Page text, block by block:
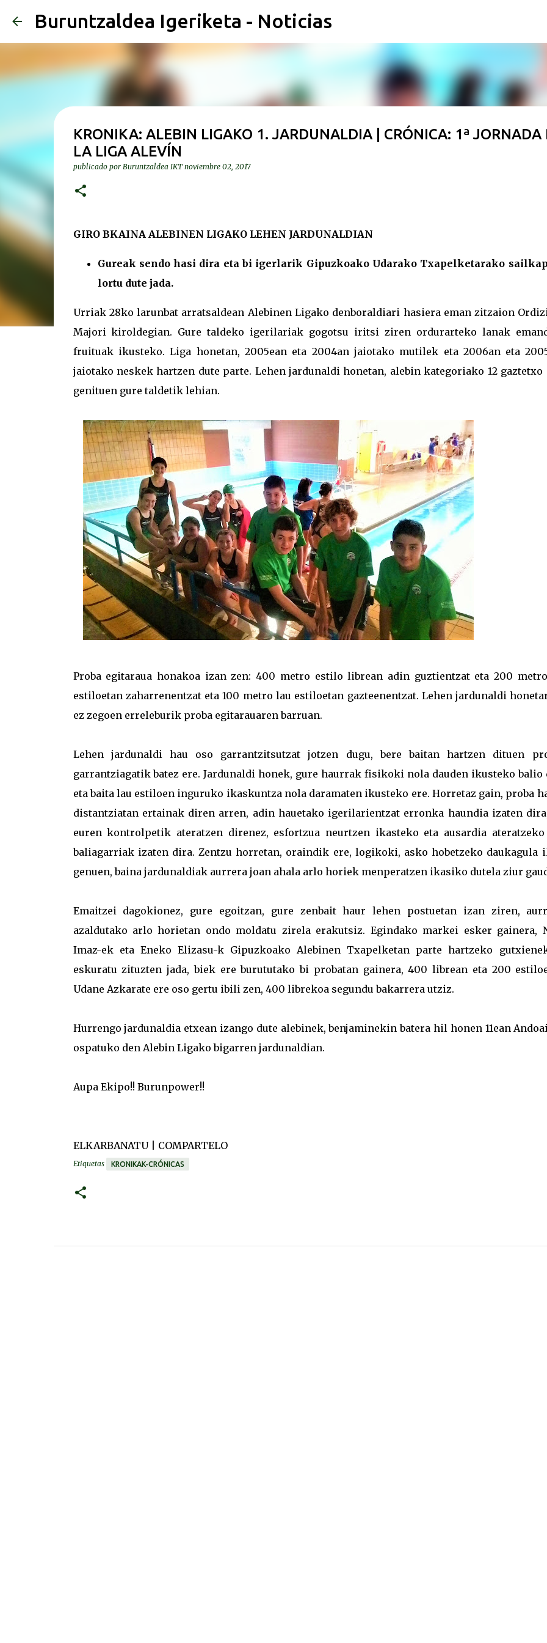
Buruntzaldea Igeriketa - Noticias
KRONIKA: ALEBIN LIGAKO 1. JARDUNALDIA | CRÓNICA: 1ª JORNADA
LA LIGA ALEVÍN
publicado por Buruntzaldea IKT noviembre 02, 2017
GIRO BKAINA ALEBINEN LIGAKO LEHEN JARDUNALDIAN
Gureak sendo hasi dira eta bi igerlarik Gipuzkoako Udarako Txapelketarako
lortu dute jada.
Urriak 28ko larunbat arratsaldean Alebinen Ligako denboraldiari hasiera eman zitzaion
Majori kiroldegian. Gure taldeko igerilariak gogotsu iritsi ziren ordurarteko lanak
fruituak ikusteko. Liga honetan, 2005ean eta 2004an jaiotako mutilek eta 2006an eta
jaiotako neskek hartzen dute parte. Lehen jardunaldi honetan, alebin kategoriako 12 gaztetxo
genituen gure taldetik lehian.
Proba egitaraua honakoa izan zen: 400 metro estilo librean adin guztientzat eta 200
estiloetan zaharrenentzat eta 100 metro lau estiloetan gazteenentzat. Lehen jardunaldi
ez zegoen erreleburik proba egitarauaren barruan.
Lehen jardunaldi hau oso garrantzitsutzat jotzen dugu, bere baitan hartzen dituen
garrantziagatik batez ere. Jardunaldi honek, gure haurrak fisikoki nola dauden ikusteko balio
eta baita lau estiloen inguruko ikaskuntza nola daramaten ikusteko ere. Horretaz gain, proba
distantziatan ertainak diren arren, adin hauetako igerilarientzat erronka haundia izaten
euren kontrolpetik ateratzen direnez, esfortzua neurtzen ikasteko eta ausardia ateratzeko
baliagarriak izaten dira. Zentzu horretan, oraindik ere, logikoki, asko hobetzeko daukagula
genuen, baina jardunaldiak aurrera joan ahala arlo horiek menperatzen ikasiko dutela ziur
Emaitzei dagokionez, gure egoitzan, gure zenbait haur lehen postuetan izan ziren,
azaldutako arlo horietan ondo moldatu zirela erakutsiz. Egindako markei esker gainera,
Imaz-ek eta Eneko Elizasu-k Gipuzkoako Alebinen Txapelketan parte hartzeko
eskuratu zituzten jada, biek ere burututako bi probatan gainera, 400 librean eta 200
Udane Azkarate ere oso gertu ibili zen, 400 librekoa segundu bakarrera utziz.
Hurrengo jardunaldia etxean izango dute alebinek, benjaminekin batera hil honen 11ean
ospatuko den Alebin Ligako bigarren jardunaldian.
Aupa Ekipo!! Burunpower!!
ELKARBANATU | COMPARTELO
Etiquetas KRONIKAK-CRÓNICAS